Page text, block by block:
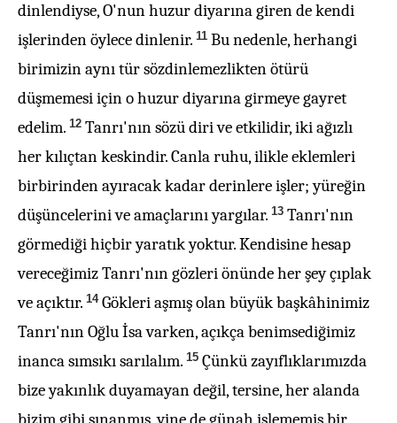
dinlendiyse, O'nun huzur diyarına giren de kendi
işlerinden öylece dinlenir. 11 Bu nedenle, herhangi
birimizin aynı tür sözdinlemezlikten ötürü
düşmemesi için o huzur diyarına girmeye gayret
edelim. 12 Tanrı'nın sözü diri ve etkilidir, iki ağızlı
her kılıçtan keskindir. Canla ruhu, ilikle eklemleri
birbirinden ayıracak kadar derinlere işler; yüreğin
düşüncelerini ve amaçlarını yargılar. 13 Tanrı'nın
görmediği hiçbir yaratık yoktur. Kendisine hesap
vereceğimiz Tanrı'nın gözleri önünde her şey çıplak
ve açıktır. 14 Gökleri aşmış olan büyük başkâhinimiz
Tanrı'nın Oğlu İsa varken, açıkça benimsediğimiz
inanca sımsıkı sarılalım. 15 Çünkü zayıflıklarımızda
bize yakınlık duyamayan değil, tersine, her alanda